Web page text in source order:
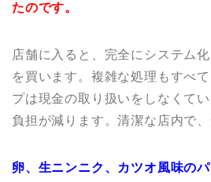
たのです。
店舗に入ると、完全にシステム
を買います。複雑な処理もすべ
プは現金の取り扱いをしなくて
負担が減ります。清潔な店内で
卵、生ニンニク、カツオ風味の